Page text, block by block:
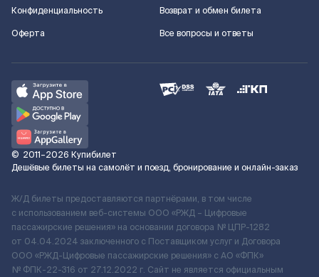
Конфиденциальность
Оферта
Возврат и обмен билета
Все вопросы и ответы
© 2011–2026 Купибилет
Дешёвые билеты на самолёт и поезд, бронирование и онлайн-заказ
Ж/Д билеты предоставляются партнёрами, в том числе
с использованием веб-системы ООО «РЖД – Цифровые
пассажирские решения» на основании договора № ЦПР-1282
от 04.04.2024 заключенного с Поставщиком услуг и Договора
ООО «РЖД-Цифровые пассажирские решения» c АО «ФПК»
№ ФПК-22-316 от 27.12.2022 г. Сайт не является официальным